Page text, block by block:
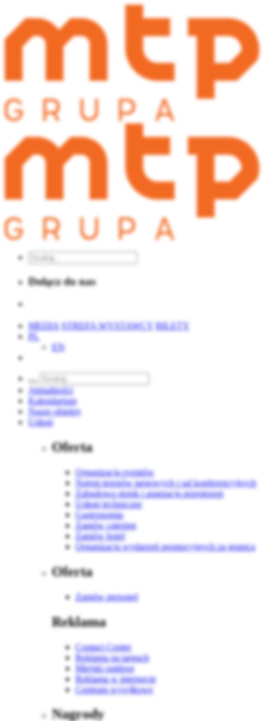
Dołącz do nas
MEDIA STREFA WYSTAWCY BILETY
PL
EN
Aktualności
Kalendarium
Nasze obiekty
Usługi
Oferta
Organizacja eventów
Najem terenów targowych i sal konferencyjnych
Zabudowa stoisk i aranżacja przestrzeni
Usługi techniczne
Gastronomia
Zamów catering
Zamów hotel
Organizacja wydarzeń promocyjnych za granicą
Oferta
Zamów personel
Reklama
Contact Center
Reklama na targach
Miejski outdoor
Reklama w internecie
Centrum wysyłkowe
Nagrody